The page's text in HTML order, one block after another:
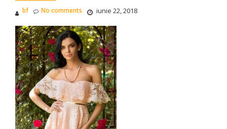
bf iunie 22, 2018
No comments